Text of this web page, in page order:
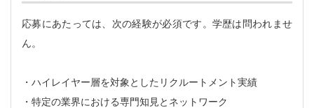
応募にあたっては、次の経験が必須です。学歴は問われませ
ん。
・ハイレイヤー層を対象としたリクルートメント実績
・特定の業界における専門知見とネットワーク